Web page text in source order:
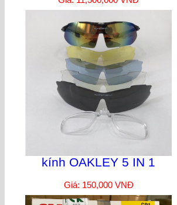
kính OAKLEY 5 IN 1
Giá: 150,000 VNĐ